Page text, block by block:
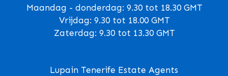
Maandag - donderdag: 9.30 tot 18.30 GMT
Vrijdag: 9.30 tot 18.00 GMT
Zaterdag: 9.30 tot 13.30 GMT
Lupain Tenerife Estate Agents